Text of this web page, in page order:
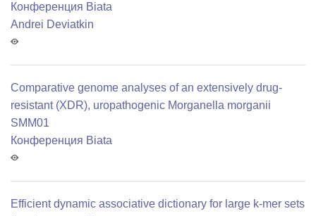
Конференция Biata
Andrei Deviatkin
Comparative genome analyses of an extensively drug-
resistant (XDR), uropathogenic Morganella morganii
SMM01
Конференция Biata
Efficient dynamic associative dictionary for large k-mer sets